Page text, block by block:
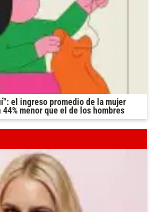
el ingreso promedio de la mujer
menor que el de los hombres